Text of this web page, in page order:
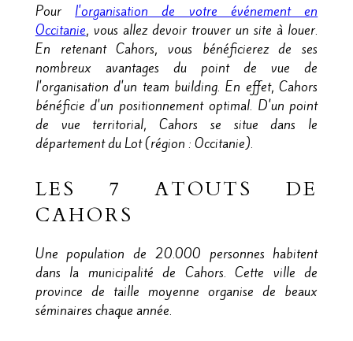
Pour l'organisation de votre événement en
Occitanie, vous allez devoir trouver un site à louer.
En retenant Cahors, vous bénéficierez de ses
nombreux avantages du point de vue de
l'organisation d'un team building. En effet, Cahors
bénéficie d'un positionnement optimal. D'un point
de vue territorial, Cahors se situe dans le
département du Lot (région : Occitanie).
LES 7 ATOUTS DE
CAHORS
Une population de 20.000 personnes habitent
dans la municipalité de Cahors. Cette ville de
province de taille moyenne organise de beaux
séminaires chaque année.